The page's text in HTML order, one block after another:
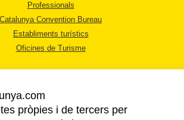
Professionals
Catalunya Convention Bureau
Establiments turístics
Oficines de Turisme
pròpies i de tercers per